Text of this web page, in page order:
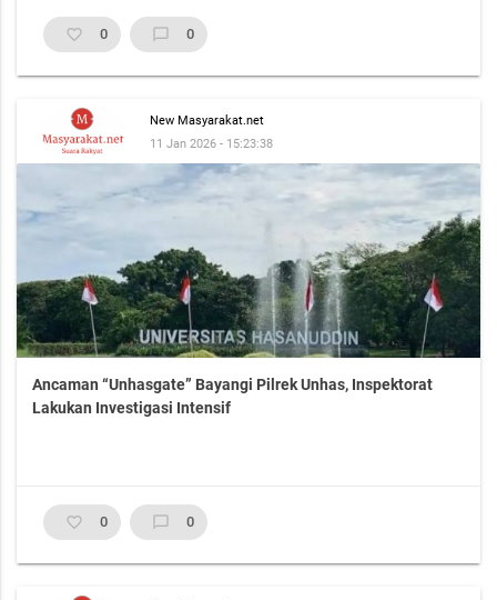
favorite_border 0 chat_bubble_outline 0
New Masyarakat.net
11 Jan 2026 - 15:23:38
Ancaman “Unhasgate” Bayangi Pilrek Unhas, Inspektorat
Lakukan Investigasi Intensif
favorite_border 0 chat_bubble_outline 0